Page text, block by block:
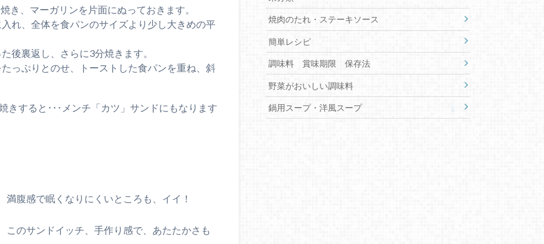
き、マーガリンを片面にぬっておきます。
れ、全体を食パンのサイズより少し大きめの平
後裏返し、さらに3分焼きます。
っぷりとのせ、トーストした食パンを重ね、斜
すると･･･メンチ「カツ」サンドにもなります
腹感で眠くなりにくいところも、イイ！
のサンドイッチ、手作り感で、あたたかさも
焼肉のたれ・ステーキソース
簡単レシピ
調味料 賞味期限 保存法
野菜がおいしい調味料
鍋用スープ・洋風スープ